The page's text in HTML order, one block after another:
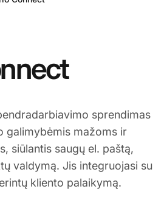
sprendimas
galimybėmis mažoms ir
siūlantis saugų el. paštą,
valdymą. Jis integruojasi su
kliento palaikymą.